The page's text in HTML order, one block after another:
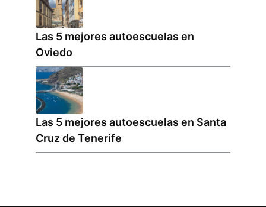
Las 5 mejores autoescuelas en
Oviedo
Las 5 mejores autoescuelas en Santa
Cruz de Tenerife